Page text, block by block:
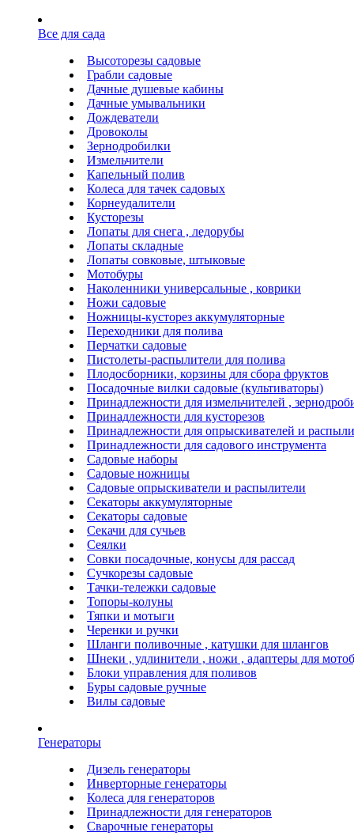
Все для сада
Высоторезы садовые
Грабли садовые
Дачные душевые кабины
Дачные умывальники
Дождеватели
Дровоколы
Зернодробилки
Измельчители
Капельный полив
Колеса для тачек садовых
Корнеудалители
Кусторезы
Лопаты для снега , ледорубы
Лопаты складные
Лопаты совковые, штыковые
Мотобуры
Наколенники универсальные , коврики
Ножи садовые
Ножницы-кусторез аккумуляторные
Переходники для полива
Перчатки садовые
Пистолеты-распылители для полива
Плодосборники, корзины для сбора фруктов
Посадочные вилки садовые (культиваторы)
Принадлежности для измельчителей ,
Принадлежности для кусторезов
Принадлежности для опрыскивателей и
Принадлежности для садового инструмента
Садовые наборы
Садовые ножницы
Садовые опрыскиватели и распылители
Секаторы аккумуляторные
Секаторы садовые
Секачи для сучьев
Сеялки
Совки посадочные, конусы для рассад
Сучкорезы садовые
Тачки-тележки садовые
Топоры-колуны
Тяпки и мотыги
Черенки и ручки
Шланги поливочные , катушки для шлангов
Шнеки , удлинители , ножи , адаптеры для
Блоки управления для поливов
Буры садовые ручные
Вилы садовые
Генераторы
Дизель генераторы
Инверторные генераторы
Колеса для генераторов
Принадлежности для генераторов
Сварочные генераторы